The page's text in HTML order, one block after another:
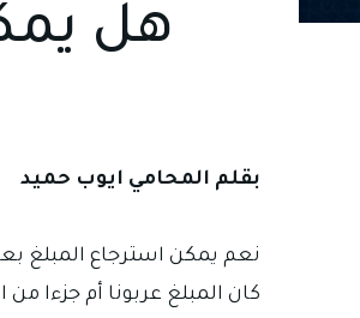
هل
بقلم المحامي ايوب حميد
نعم يمكن استرجاع المبلغ
كان المبلغ عربونا أم جزءا